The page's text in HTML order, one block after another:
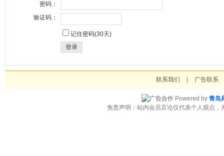
密码：
验证码：
记住密码(30天)
登录
联系我们 广告联系
Powered by 青岛
免责声明：站内会员言论仅代表个人观点